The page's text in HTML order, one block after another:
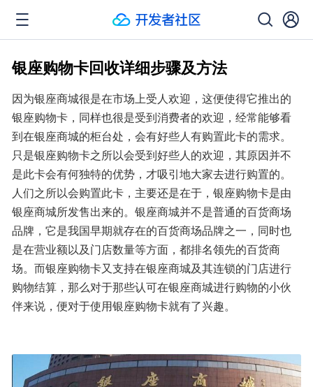
银座购物卡回收详细步骤及方法
因为银座商城很是在市场上受人欢迎，这便使得它推出的
银座购物卡，同样也很是受到消费者的欢迎，经常能够看
到在银座商城的柜台处，会有好些人有购置此卡的需求。
只是银座购物卡之所以会受到好些人的欢迎，其原因并不
是此卡会有何独特的优势，才吸引地大家去进行购置的。
人们之所以会购置此卡，主要还是在于，银座购物卡是由
银座商城所发售出来的。银座商城并不是普通的百货商场
品牌，它是我国早期就存在的百货商场品牌之一，同时也
是在营业额以及门店数量等方面，都排名领先的百货商
场。而银座购物卡又支持在银座商城及其连锁的门店进行
购物结算，那么对于那些认可在银座商城进行购物的小伙
伴来说，便对于使用银座购物卡就有了兴趣。